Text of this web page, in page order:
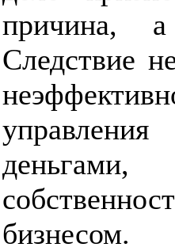
причина, а
Следствие
деньгами,
бизнесом.